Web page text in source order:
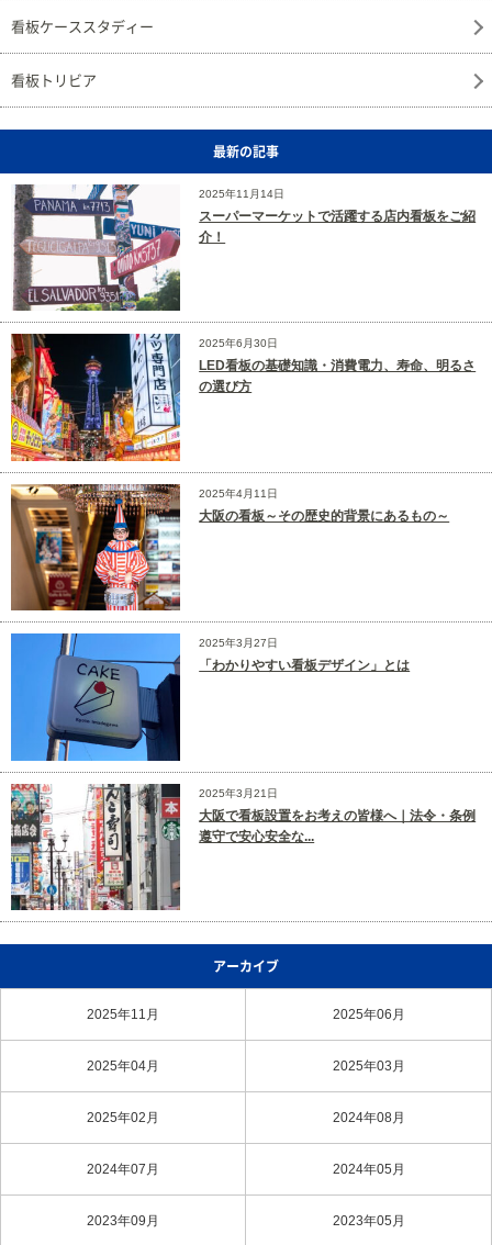
看板ケーススタディー
看板トリビア
最新の記事
2025年11月14日
スーパーマーケットで活躍する店内看板をご紹
介！
2025年6月30日
LED看板の基礎知識・消費電力、寿命、明るさ
の選び方
2025年4月11日
大阪の看板～その歴史的背景にあるもの～
2025年3月27日
「わかりやすい看板デザイン」とは
2025年3月21日
大阪で看板設置をお考えの皆様へ｜法令・条例
遵守で安心安全な...
アーカイブ
2025年11月 2025年06月
2025年04月 2025年03月
2025年02月 2024年08月
2024年07月 2024年05月
2023年09月 2023年05月